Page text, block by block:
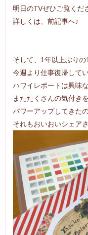
明日のTVぜひご覧くだ
詳しくは、前記事へ♪
そして、1年以上ぶりの
今週より仕事復帰して
ハワイレポートは興味
またたくさんの気付き
パワーアップしてきたの
それもおいおいシェア